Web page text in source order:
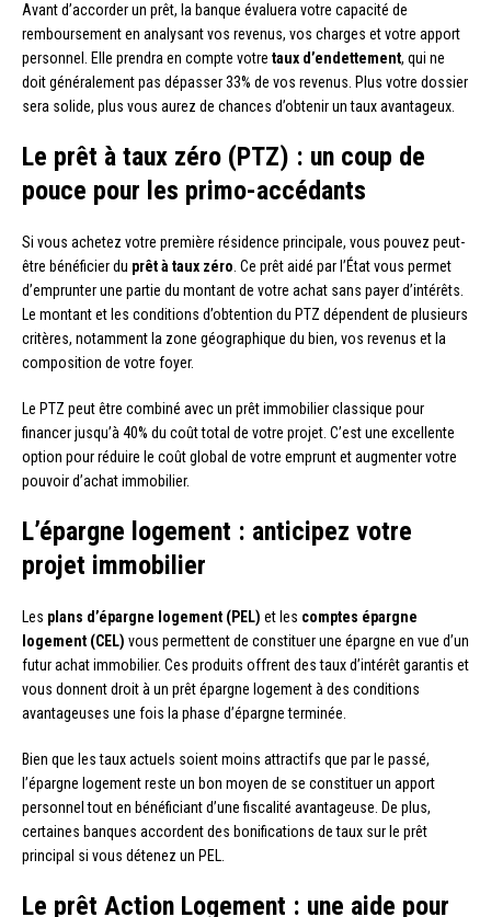
Avant d’accorder un prêt, la banque évaluera votre capacité de
remboursement en analysant vos revenus, vos charges et votre apport
personnel. Elle prendra en compte votre taux d’endettement, qui ne
doit généralement pas dépasser 33% de vos revenus. Plus votre dossier
sera solide, plus vous aurez de chances d’obtenir un taux avantageux.
Le prêt à taux zéro (PTZ) : un coup de
pouce pour les primo-accédants
Si vous achetez votre première résidence principale, vous pouvez peut-
être bénéficier du prêt à taux zéro . Ce prêt aidé par l’État vous permet
d’emprunter une partie du montant de votre achat sans payer d’intérêts.
Le montant et les conditions d’obtention du PTZ dépendent de plusieurs
critères, notamment la zone géographique du bien, vos revenus et la
composition de votre foyer.
Le PTZ peut être combiné avec un prêt immobilier classique pour
financer jusqu’à 40% du coût total de votre projet. C’est une excellente
option pour réduire le coût global de votre emprunt et augmenter votre
pouvoir d’achat immobilier.
L’épargne logement : anticipez votre
projet immobilier
Les plans d’épargne logement (PEL) et les comptes épargne
logement (CEL) vous permettent de constituer une épargne en vue d’un
futur achat immobilier. Ces produits offrent des taux d’intérêt garantis et
vous donnent droit à un prêt épargne logement à des conditions
avantageuses une fois la phase d’épargne terminée.
Bien que les taux actuels soient moins attractifs que par le passé,
l’épargne logement reste un bon moyen de se constituer un apport
personnel tout en bénéficiant d’une fiscalité avantageuse. De plus,
certaines banques accordent des bonifications de taux sur le prêt
principal si vous détenez un PEL.
Le prêt Action Logement : une aide pour